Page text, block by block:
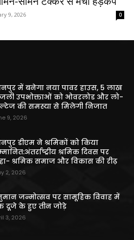
9, 2026 0
में बनेगा नया पावर हाउस, 5 लाख
उपभोक्ताओं को ओवरलोड और लो-
की समस्या से मिलेगी निजात
9, 2026
डीएम ने श्रमिकों को किया
श्रमिक दिवस पर
श्रमिक समाज और विकास की रीढ़
2, 2026
जन्मोत्सव पर सामूहिक विवाह में
दूजे के हुए तीन जोड़े
3, 2026